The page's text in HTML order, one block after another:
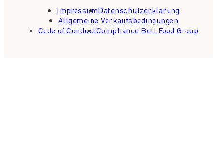
ImpressumDatenschutzerklärung
Allgemeine Verkaufsbedingungen
Code of ConductCompliance Bell Food Group